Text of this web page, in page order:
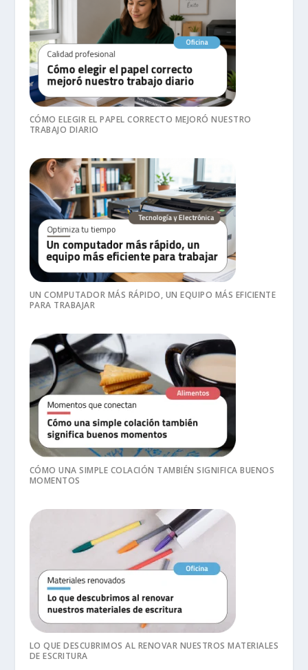
CÓMO ELEGIR EL PAPEL CORRECTO MEJORÓ NUESTRO
TRABAJO DIARIO
UN COMPUTADOR MÁS RÁPIDO, UN EQUIPO MÁS EFICIENTE
PARA TRABAJAR
CÓMO UNA SIMPLE COLACIÓN TAMBIÉN SIGNIFICA BUENOS
MOMENTOS
LO QUE DESCUBRIMOS AL RENOVAR NUESTROS MATERIALES
DE ESCRITURA